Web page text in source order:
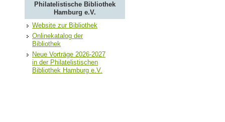
Philatelistische Bibliothek
Hamburg e.V.
Website zur Bibliothek
Onlinekatalog der
Bibliothek
Neue Vorträge 2026-2027
in der Philatelistischen
Bibliothek Hamburg e.V.